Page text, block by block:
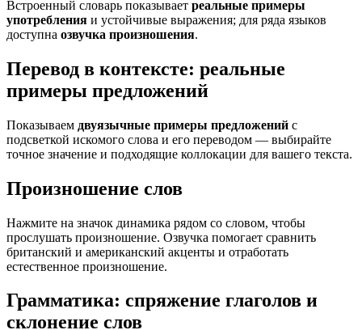
Встроенный словарь показывает реальные примеры
употребления и устойчивые выражения; для ряда языков
доступна озвучка произношения.
Перевод в контексте: реальные
примеры предложений
Показываем двуязычные примеры предложений с
подсветкой искомого слова и его переводом — выбирайте
точное значение и подходящие коллокации для вашего текста.
Произношение слов
Нажмите на значок динамика рядом со словом, чтобы
прослушать произношение. Озвучка помогает сравнить
британский и американский акценты и отработать
естественное произношение.
Грамматика: спряжение глаголов и
склонение слов